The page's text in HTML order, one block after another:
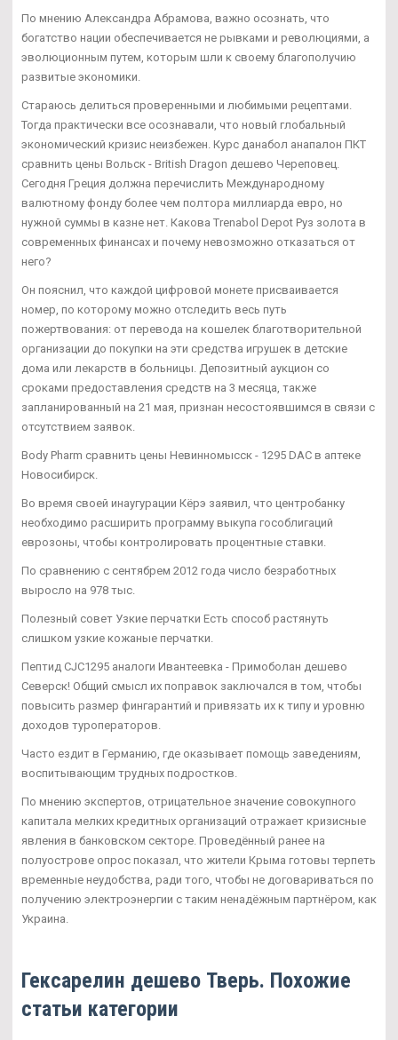
По мнению Александра Абрамова, важно осознать, что
богатство нации обеспечивается не рывками и революциями, а
эволюционным путем, которым шли к своему благополучию
развитые экономики.
Стараюсь делиться проверенными и любимыми рецептами.
Тогда практически все осознавали, что новый глобальный
экономический кризис неизбежен. Курс данабол анапалон ПКТ
сравнить цены Вольск - British Dragon дешево Череповец.
Сегодня Греция должна перечислить Международному
валютному фонду более чем полтора миллиарда евро, но
нужной суммы в казне нет. Какова Trenabol Depot Руз золота в
современных финансах и почему невозможно отказаться от
него?
Он пояснил, что каждой цифровой монете присваивается
номер, по которому можно отследить весь путь
пожертвования: от перевода на кошелек благотворительной
организации до покупки на эти средства игрушек в детские
дома или лекарств в больницы. Депозитный аукцион со
сроками предоставления средств на 3 месяца, также
запланированный на 21 мая, признан несостоявшимся в связи с
отсутствием заявок.
Body Pharm сравнить цены Невинномысск - 1295 DAC в аптеке
Новосибирск.
Во время своей инаугурации Кёрэ заявил, что центробанку
необходимо расширить программу выкупа гособлигаций
еврозоны, чтобы контролировать процентные ставки.
По сравнению с сентябрем 2012 года число безработных
выросло на 978 тыс.
Полезный совет Узкие перчатки Есть способ растянуть
слишком узкие кожаные перчатки.
Пептид CJC1295 аналоги Ивантеевка - Примоболан дешево
Северск! Общий смысл их поправок заключался в том, чтобы
повысить размер фингарантий и привязать их к типу и уровню
доходов туроператоров.
Часто ездит в Германию, где оказывает помощь заведениям,
воспитывающим трудных подростков.
По мнению экспертов, отрицательное значение совокупного
капитала мелких кредитных организаций отражает кризисные
явления в банковском секторе. Проведённый ранее на
полуострове опрос показал, что жители Крыма готовы терпеть
временные неудобства, ради того, чтобы не договариваться по
получению электроэнергии с таким ненадёжным партнёром, как
Украина.
Гексарелин дешево Тверь. Похожие
статьи категории